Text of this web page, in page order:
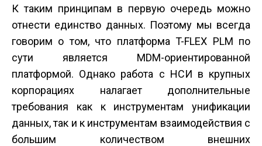
К таким принципам в первую очередь можно
отнести единство данных. Поэтому мы всегда
говорим о том, что платформа T-FLEX PLM по
сути является MDM-ориентированной
платформой. Однако работа с НСИ в крупных
корпорациях налагает дополнительные
требования как к инструментам унификации
данных, так и к инструментам взаимодействия с
большим количеством внешних